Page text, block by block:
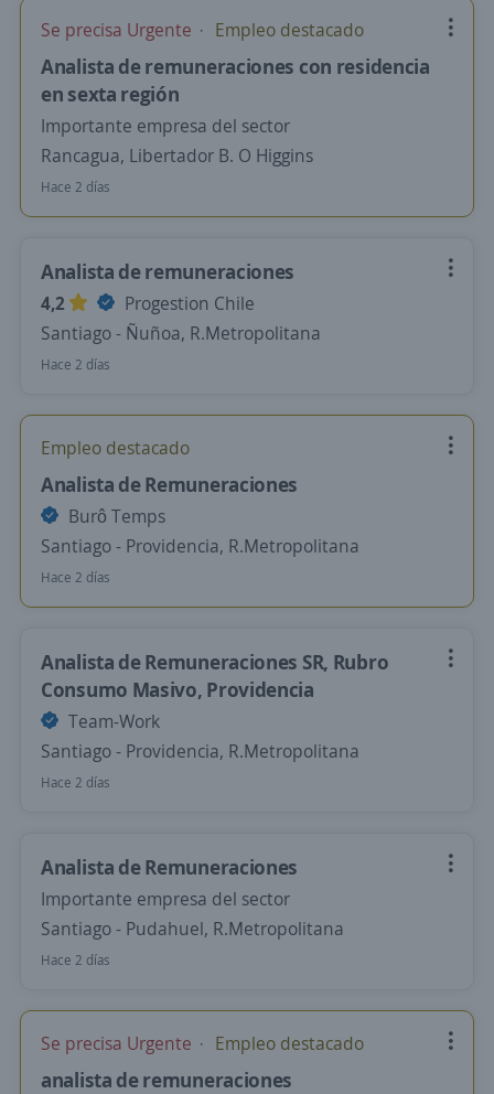
Se precisa Urgente Empleo destacado
Analista de remuneraciones con residencia
en sexta región
Importante empresa del sector
Rancagua, Libertador B. O Higgins
Hace 2 días
Analista de remuneraciones
4,2
Progestion Chile
Santiago - Ñuñoa, R.Metropolitana
Hace 2 días
Empleo destacado
Analista de Remuneraciones
Burô Temps
Santiago - Providencia, R.Metropolitana
Hace 2 días
Analista de Remuneraciones SR, Rubro
Consumo Masivo, Providencia
Team-Work
Santiago - Providencia, R.Metropolitana
Hace 2 días
Analista de Remuneraciones
Importante empresa del sector
Santiago - Pudahuel, R.Metropolitana
Hace 2 días
Se precisa Urgente Empleo destacado
analista de remuneraciones